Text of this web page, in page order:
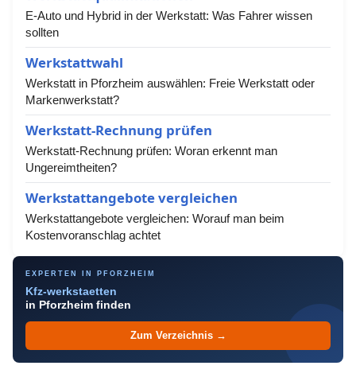
E-Auto und Hybrid in der Werkstatt: Was Fahrer wissen
sollten
Werkstattwahl
Werkstatt in Pforzheim auswählen: Freie Werkstatt oder
Markenwerkstatt?
Werkstatt-Rechnung prüfen
Werkstatt-Rechnung prüfen: Woran erkennt man
Ungereimtheiten?
Werkstattangebote vergleichen
Werkstattangebote vergleichen: Worauf man beim
Kostenvoranschlag achtet
EXPERTEN IN PFORZHEIM
Kfz-werkstaetten
in Pforzheim finden
Zum Verzeichnis →